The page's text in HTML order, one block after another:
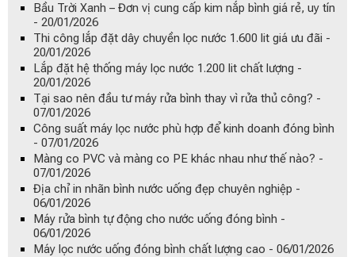
Bầu Trời Xanh – Đơn vị cung cấp kim nắp bình giá rẻ, uy tín
- 20/01/2026
Thi công lắp đặt dây chuyền lọc nước 1.600 lit giá ưu đãi -
20/01/2026
Lắp đặt hệ thống máy lọc nước 1.200 lit chất lượng -
20/01/2026
Tại sao nên đầu tư máy rửa bình thay vì rửa thủ công? -
07/01/2026
Công suất máy lọc nước phù hợp để kinh doanh đóng bình
- 07/01/2026
Màng co PVC và màng co PE khác nhau như thế nào? -
07/01/2026
Địa chỉ in nhãn bình nước uống đẹp chuyên nghiệp -
06/01/2026
Máy rửa bình tự động cho nước uống đóng bình -
06/01/2026
Máy lọc nước uống đóng bình chất lượng cao - 06/01/2026